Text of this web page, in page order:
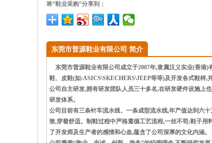
将“鞋业采购”分享到：
东莞市普源鞋业有限公司 简介
东莞市普源鞋业有限公司成立于2007年,隶属汉义实业(香港)
鞋、皮鞋(如:ASICS\SKECHERS\JEEP等等)及开发各式鞋样
公司自主研发,拥有研发团队人员三十多名,在研发硬件设施上
研发体系。
公司目前有三条针车流水线、一条成型流水线,年产值达到六
致,穿着舒适。制鞋过程中严格遵循工艺流程,一丝不苟;鞋子
了开发师及生产者的感情和心血,蕴含了公司深厚的文化内涵。